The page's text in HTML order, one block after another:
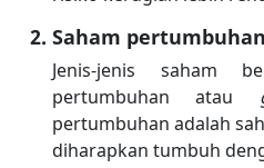
Saham pertumbuhan
Jenis-jenis saham
pertumbuhan atau
pertumbuhan adalah
diharapkan tumbuh